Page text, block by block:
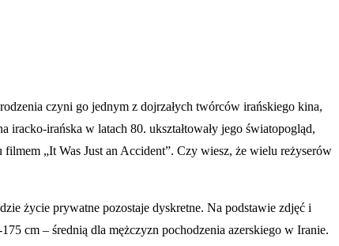
czyni go jednym z dojrzałych twórców irańskiego kina,
irańska w latach 80. ukształtowały jego światopogląd,
„It Was Just an Accident”. Czy wiesz, że wielu reżyserów
życie prywatne pozostaje dyskretne. Na podstawie zdjęć i
cm – średnią dla mężczyzn pochodzenia azerskiego w Iranie.